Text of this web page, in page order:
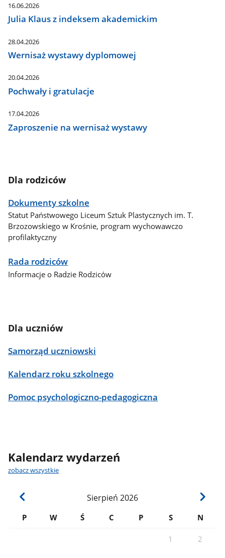
16.06.2026
Julia Klaus z indeksem akademickim
28.04.2026
Wernisaż wystawy dyplomowej
20.04.2026
Pochwały i gratulacje
17.04.2026
Zaproszenie na wernisaż wystawy
Dla rodziców
Dokumenty szkolne
Statut Państwowego Liceum Sztuk Plastycznych im. T.
Brzozowskiego w Krośnie, program wychowawczo
profilaktyczny
Rada rodziców
Informacje o Radzie Rodziców
Dla uczniów
Samorząd uczniowski
Kalendarz roku szkolnego
Pomoc psychologiczno-pedagogiczna
Kalendarz wydarzeń
zobacz wszystkie
Sierpień 2026
P W Ś C P S N
1 2